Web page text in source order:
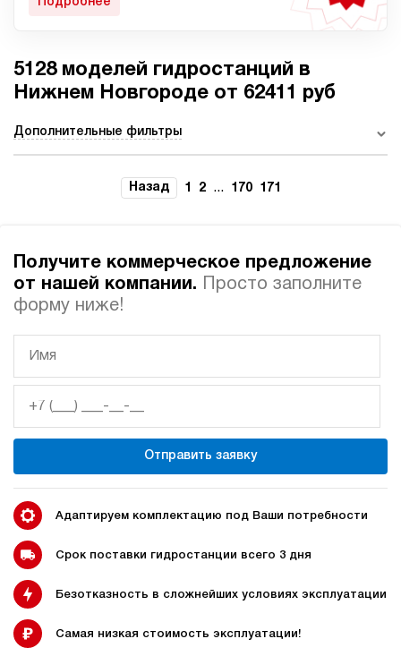
Гидростанции с
пневмоприводом
Гидростанции высокого
давления c электроприводом
Ручные гидростанции
Гидростанции с двумя
насосами
гидростанции
Гидростанция с домкратом
Гидростанции 220 Вольт
Гидростанции мощностью 5
Гидростанции для свай Двухпоточные гидростанции
5128 моделей гидростанций в
Нижнем Новгороде от 62411 руб
Дополнительные фильтры
Назад 1 2 ... 170 171
Получите коммерческое предложение
от нашей компании.
Просто заполните
форму ниже!
Отправить заявку
Адаптируем комплектацию под Ваши потребности
Срок поставки гидростанции всего 3 дня
Безотказность в сложнейших условиях эксплуатации
Самая низкая стоимость эксплуатации!